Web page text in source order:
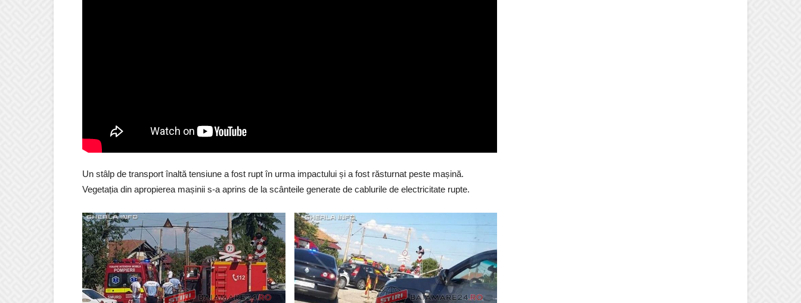
Un stâlp de transport înaltă tensiune a fost rupt în urma impactului și a fost răsturnat peste mașină.
Vegetația din apropierea mașinii s-a aprins de la scânteile generate de cablurile de electricitate rupte.